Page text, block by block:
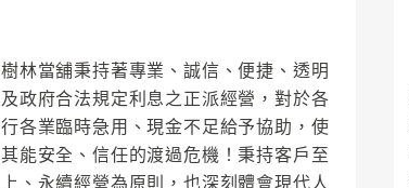
樹林當舖秉持著專業、誠信、便捷、透明
及政府合法規定利息之正派經營，對於各
行各業臨時急用、現金不足給予協助，使
其能安全、信任的渡過危機！秉持客戶至
上、永續經營為原則，也深刻體會現代人